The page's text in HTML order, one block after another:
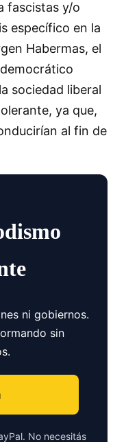
fascistas y/o
específico en la
Habermas, el
sociedad liberal
ya que,
al fin de
ni gobiernos.
sin
No necesitás